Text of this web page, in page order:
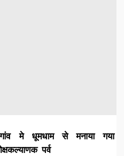
मे धूमधाम से मनाया गया
पर्व